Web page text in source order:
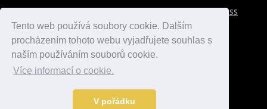
Tento web používá soubory cookie. Dalším
procházením tohoto webu vyjadřujete souhlas s
naším používáním souborů cookie.
Více informací o cookie.
V pořádku
RSS
atlaspamatek.info
Data o počasí jsou přebírána z
Kontakt:mail@desperado.cz